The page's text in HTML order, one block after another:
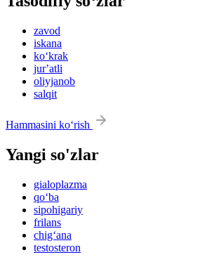
zavod
iskana
ko‘krak
jurʼatli
oliyjanob
salqit
Hammasini ko‘rish
Yangi so'zlar
gialoplazma
qo‘ba
sipohigariy
frilans
chig‘ana
testosteron